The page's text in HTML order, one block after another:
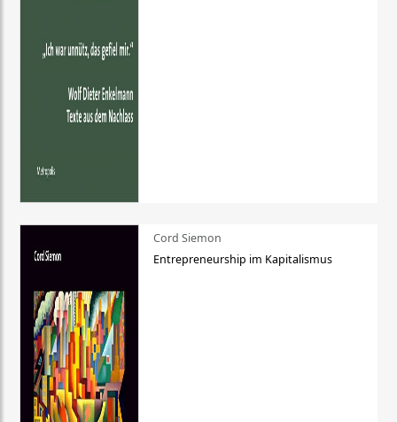
Cord Siemon
Entrepreneurship im Kapitalismus